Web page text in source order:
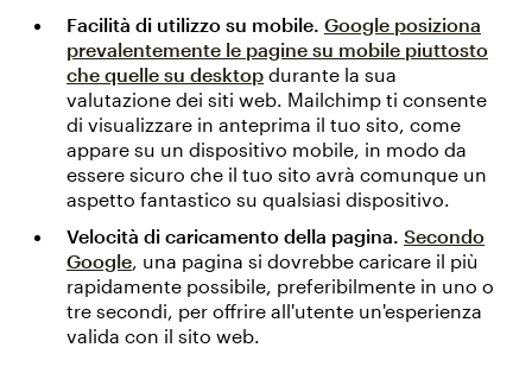
Facilità di utilizzo su mobile. Google posiziona
prevalentemente le pagine su mobile piuttosto
che quelle su desktop durante la sua
valutazione dei siti web. Mailchimp ti consente
di visualizzare in anteprima il tuo sito, come
appare su un dispositivo mobile, in modo da
essere sicuro che il tuo sito avrà comunque un
aspetto fantastico su qualsiasi dispositivo.
Velocità di caricamento della pagina. Secondo
Google, una pagina si dovrebbe caricare il più
rapidamente possibile, preferibilmente in uno o
tre secondi, per offrire all'utente un'esperienza
valida con il sito web.